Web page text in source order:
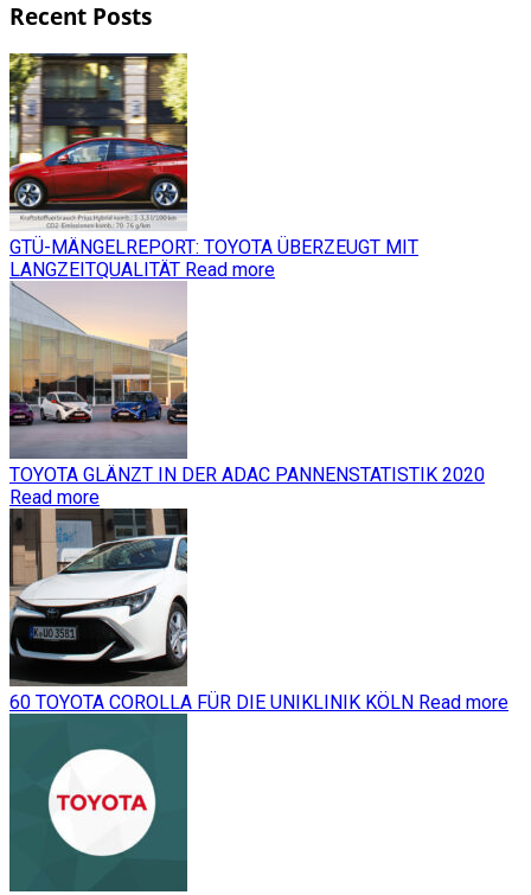
Recent Posts
GTÜ-MÄNGELREPORT: TOYOTA ÜBERZEUGT MIT
LANGZEITQUALITÄT Read more
TOYOTA GLÄNZT IN DER ADAC PANNENSTATISTIK 2020
Read more
60 TOYOTA COROLLA FÜR DIE UNIKLINIK KÖLN Read more